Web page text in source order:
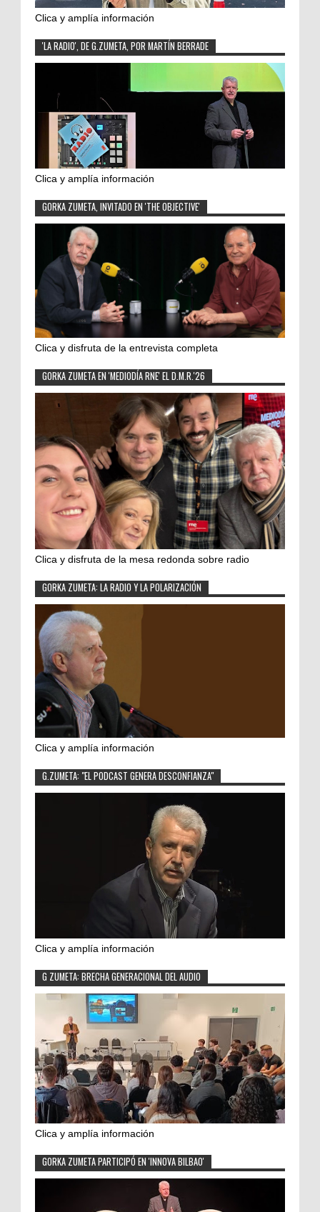
Clica y amplía información
'LA RADIO', DE G.ZUMETA, POR MARTÍN BERRADE
Clica y amplía información
GORKA ZUMETA, INVITADO EN 'THE OBJECTIVE'
Clica y disfruta de la entrevista completa
GORKA ZUMETA EN 'MEDIODÍA RNE' EL D.M.R.'26
Clica y disfruta de la mesa redonda sobre radio
GORKA ZUMETA: LA RADIO Y LA POLARIZACIÓN
Clica y amplía información
G.ZUMETA: "EL PODCAST GENERA DESCONFIANZA"
Clica y amplía información
G ZUMETA: BRECHA GENERACIONAL DEL AUDIO
Clica y amplía información
GORKA ZUMETA PARTICIPÓ EN 'INNOVA BILBAO'